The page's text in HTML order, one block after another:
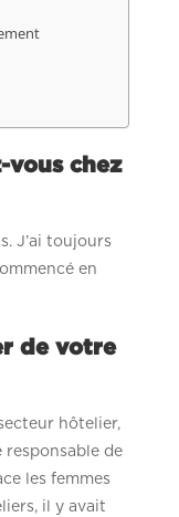
vous chez
J’ai toujours
en
de votre
hôtelier,
responsable de
les femmes
il y avait